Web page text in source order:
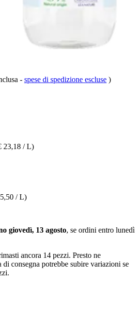
- spese di spedizione escluse )
23,18 / L)
/ L)
giovedì, 13 agosto, se ordini entro lunedì
ancora 14 pezzi. Presto ne
consegna potrebbe subire variazioni se